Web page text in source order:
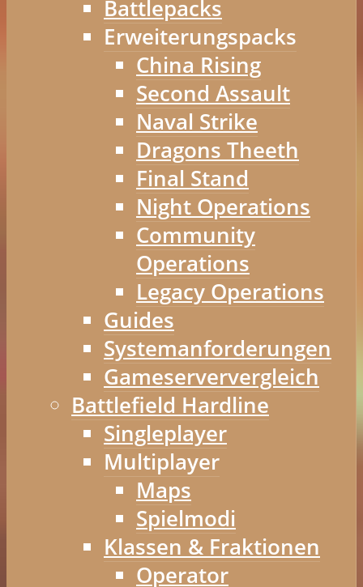
Battlepacks
Erweiterungspacks
China Rising
Second Assault
Naval Strike
Dragons Theeth
Final Stand
Night Operations
Community
Operations
Legacy Operations
Guides
Systemanforderungen
Gameserververgleich
Battlefield Hardline
Singleplayer
Multiplayer
Maps
Spielmodi
Klassen & Fraktionen
Operator